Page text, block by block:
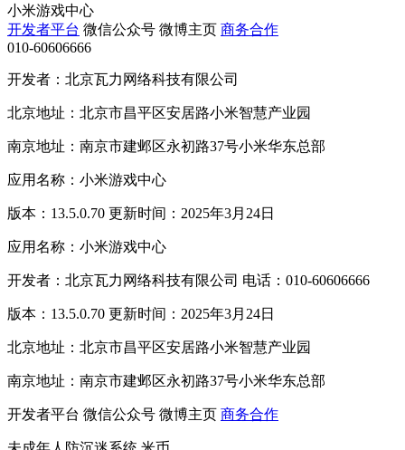
小米游戏中心
开发者平台 微信公众号 微博主页 商务合作
010-60606666
开发者：北京瓦力网络科技有限公司
北京地址：北京市昌平区安居路小米智慧产业园
南京地址：南京市建邺区永初路37号小米华东总部
应用名称：小米游戏中心
版本：13.5.0.70 更新时间：2025年3月24日
应用名称：小米游戏中心
开发者：北京瓦力网络科技有限公司 电话：010-60606666
版本：13.5.0.70 更新时间：2025年3月24日
北京地址：北京市昌平区安居路小米智慧产业园
南京地址：南京市建邺区永初路37号小米华东总部
开发者平台 微信公众号 微博主页 商务合作